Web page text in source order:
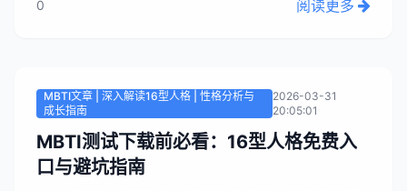
欢独处，导致双方在出行安排上产生分歧。作者指
0 阅读更多
MBTI文章 | 深入解读16型人格 | 性格分析与
成长指南
2026-03-31
20:05:01
MBTI测试下载前必看：16型人格免费入
口与避坑指南